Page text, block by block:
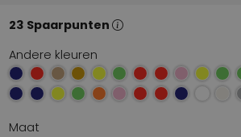
23 Spaarpunten
Andere kleuren
Maat